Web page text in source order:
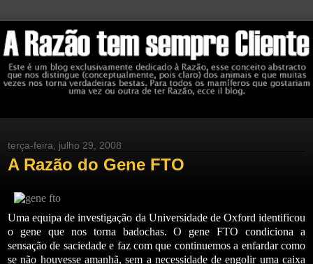
terça-feira, julho 29, 2008
A Razão do Gene FTO
Uma equipa de investigação da Universidade de Oxford identificou
o gene que nos torna badochas. O gene FTO condiciona a
sensação de saciedade e faz com que continuemos a enfardar como
se não houvesse amanhã, sem a necessidade de engolir uma caixa